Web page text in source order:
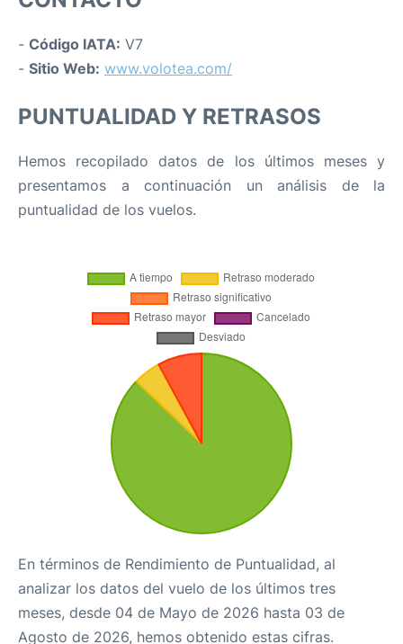
- Código IATA: V7
- Sitio Web: www.volotea.com/
PUNTUALIDAD Y RETRASOS
Hemos recopilado datos de los últimos meses y
presentamos a continuación un análisis de la
puntualidad de los vuelos.
En términos de Rendimiento de Puntualidad, al
analizar los datos del vuelo de los últimos tres
meses, desde 04 de Mayo de 2026 hasta 03 de
Agosto de 2026, hemos obtenido estas cifras.